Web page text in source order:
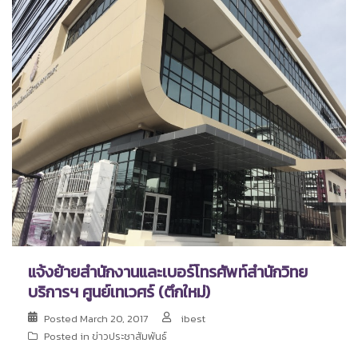
แจ้งย้ายสำนักงานและเบอร์โทรศัพท์สำนักวิทย
บริการฯ ศูนย์เทเวศร์ (ตึกใหม่)
Posted March 20, 2017
ibest
Posted in ข่าวประชาสัมพันธ์